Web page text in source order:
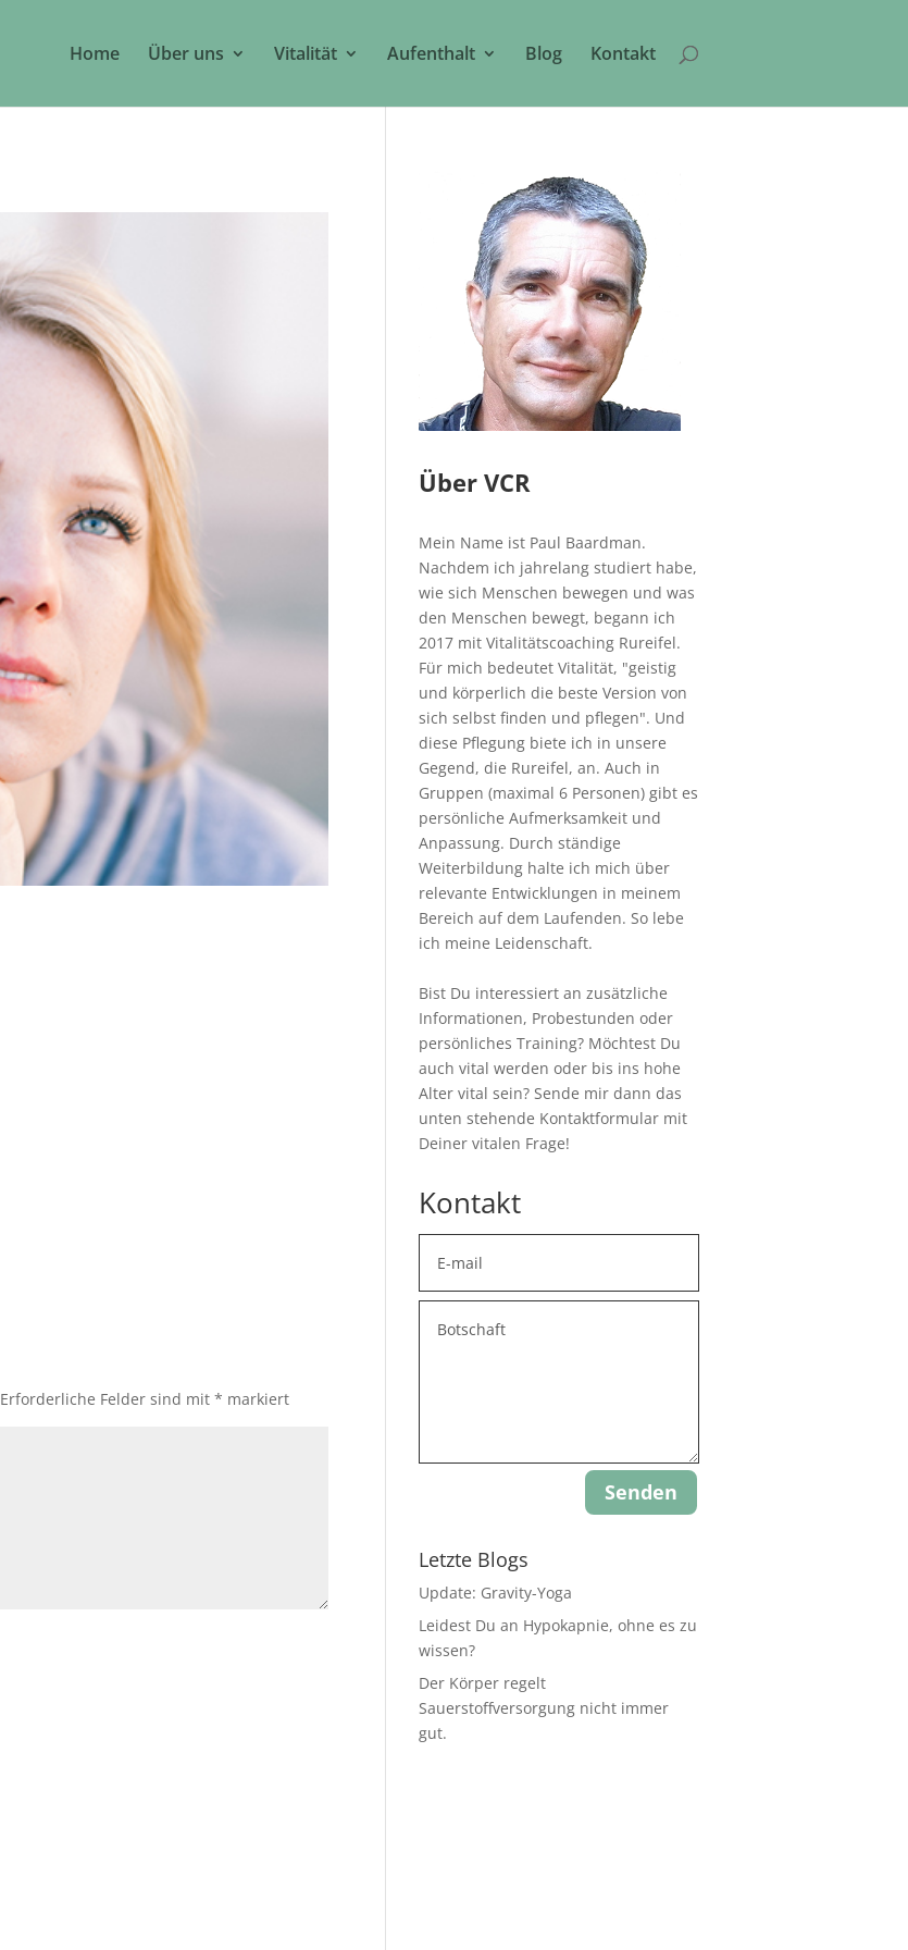
Home Über uns Vitalität Aufenthalt Blog Kontakt
Erforderliche Felder sind mit * markiert
Über VCR
Mein Name ist Paul Baardman.
Nachdem ich jahrelang studiert habe,
wie sich Menschen bewegen und was
den Menschen bewegt, begann ich
2017 mit Vitalitätscoaching Rureifel.
Für mich bedeutet Vitalität, "geistig
und körperlich die beste Version von
sich selbst finden und pflegen". Und
diese Pflegung biete ich in unsere
Gegend, die Rureifel, an. Auch in
Gruppen (maximal 6 Personen) gibt es
persönliche Aufmerksamkeit und
Anpassung. Durch ständige
Weiterbildung halte ich mich über
relevante Entwicklungen in meinem
Bereich auf dem Laufenden. So lebe
ich meine Leidenschaft.
Bist Du interessiert an zusätzliche
Informationen, Probestunden oder
persönliches Training? Möchtest Du
auch vital werden oder bis ins hohe
Alter vital sein? Sende mir dann das
unten stehende Kontaktformular mit
Deiner vitalen Frage!
Kontakt
Senden
Letzte Blogs
Update: Gravity-Yoga
Leidest Du an Hypokapnie, ohne es zu
wissen?
Der Körper regelt
Sauerstoffversorgung nicht immer
gut.